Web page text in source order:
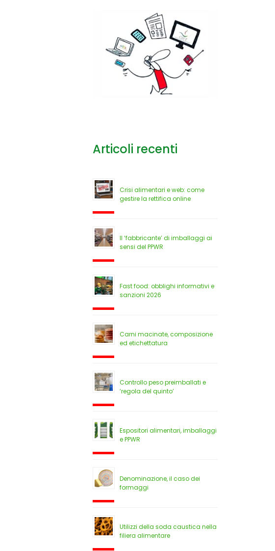
Articoli recenti
Crisi alimentari e web: come
gestire la rettifica online
Il ‘fabbricante’ di imballaggi ai
sensi del PPWR
Fast food: obblighi informativi e
sanzioni 2026
Carni macinate, composizione
ed etichettatura
Controllo peso preimballati e
‘regola del quinto’
Espositori alimentari, imballaggi
e PPWR
Denominazione, il caso dei
formaggi
Utilizzi della soda caustica nella
filiera alimentare